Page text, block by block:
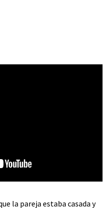
la pareja estaba casada y